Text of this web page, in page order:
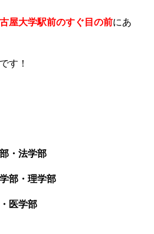
屋大学駅前のすぐ目の前にあ
す！
・法学部
・理学部
学部